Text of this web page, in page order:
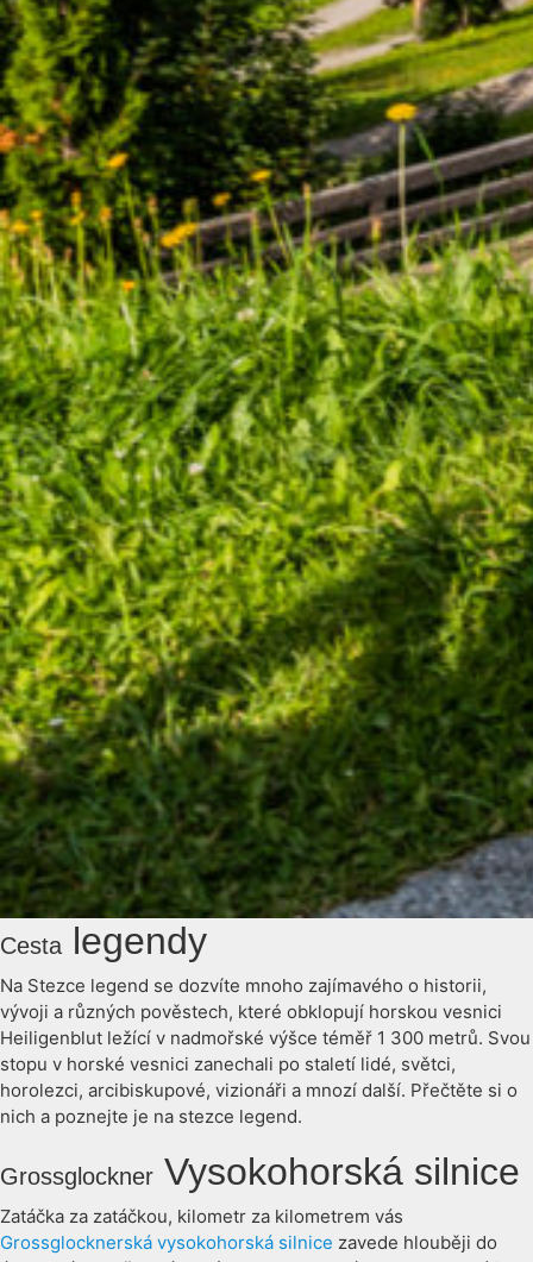
Cesta legendy
Na Stezce legend se dozvíte mnoho zajímavého o historii,
vývoji a různých pověstech, které obklopují horskou vesnici
Heiligenblut ležící v nadmořské výšce téměř 1 300 metrů. Svou
stopu v horské vesnici zanechali po staletí lidé, světci,
horolezci, arcibiskupové, vizionáři a mnozí další. Přečtěte si o
nich a poznejte je na stezce legend.
Grossglockner Vysokohorská silnice
Zatáčka za zatáčkou, kilometr za kilometrem vás
Grossglocknerská vysokohorská silnice zavede hlouběji do